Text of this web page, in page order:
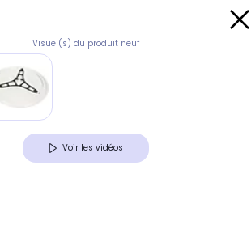
Visuel(s) du produit neuf
Voir les vidéos